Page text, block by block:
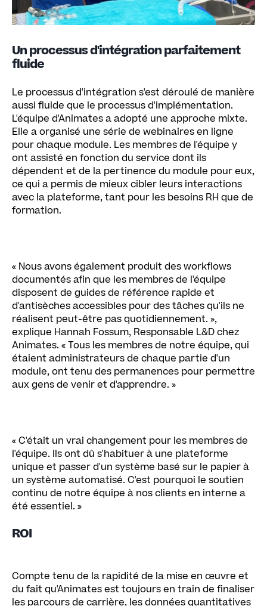
Un processus d'intégration parfaitement
fluide
Le processus d'intégration s'est déroulé de manière
aussi fluide que le processus d'implémentation.
L'équipe d'Animates a adopté une approche mixte.
Elle a organisé une série de webinaires en ligne
pour chaque module. Les membres de l'équipe y
ont assisté en fonction du service dont ils
dépendent et de la pertinence du module pour eux,
ce qui a permis de mieux cibler leurs interactions
avec la plateforme, tant pour les besoins RH que de
formation.
« Nous avons également produit des workflows
documentés afin que les membres de l'équipe
disposent de guides de référence rapide et
d'antisèches accessibles pour des tâches qu'ils ne
réalisent peut-être pas quotidiennement. »,
explique Hannah Fossum, Responsable L&D chez
Animates. « Tous les membres de notre équipe, qui
étaient administrateurs de chaque partie d'un
module, ont tenu des permanences pour permettre
aux gens de venir et d'apprendre. »
« C'était un vrai changement pour les membres de
l'équipe. Ils ont dû s'habituer à une plateforme
unique et passer d'un système basé sur le papier à
un système automatisé. C'est pourquoi le soutien
continu de notre équipe à nos clients en interne a
été essentiel. »
ROI
Compte tenu de la rapidité de la mise en œuvre et
du fait qu'Animates est toujours en train de finaliser
les parcours de carrière, les données quantitatives